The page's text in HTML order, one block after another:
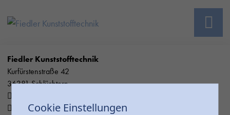
Fiedler Kunststofftechnik
Kurfürstenstraße 42
36381 Schlüchtern
info@fiedler-kunststofftechnik.de
Cookie Einstellungen